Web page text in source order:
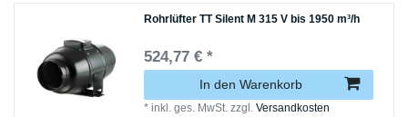
Rohrlüfter TT Silent M 315 V bis 1950 m³/h
524,77 € *
In den Warenkorb
*inkl. ges. MwSt. zzgl.Versandkosten